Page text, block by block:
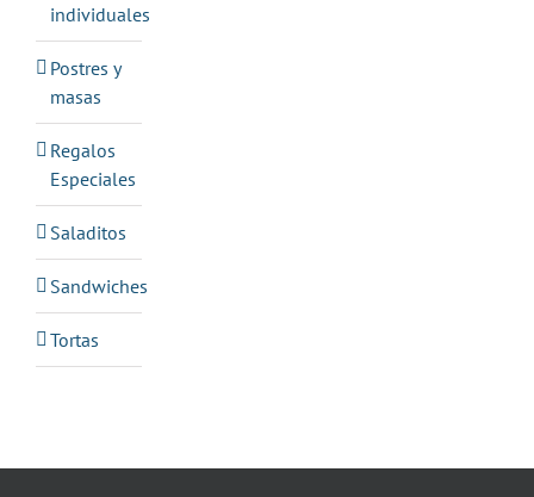
individuales
Postres y
masas
Regalos
Especiales
Saladitos
Sandwiches
Tortas